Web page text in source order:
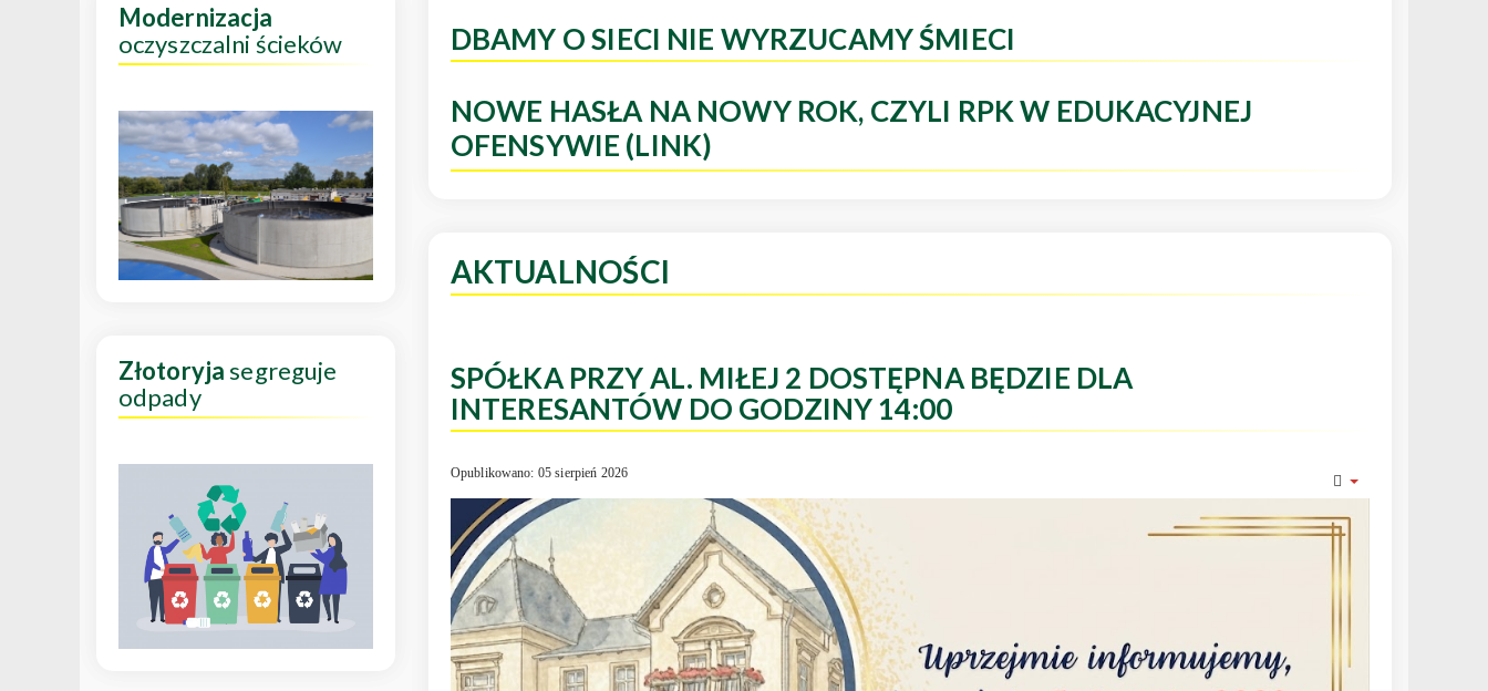
DBAMY O SIECI NIE WYRZUCAMY ŚMIECI
NOWE HASŁA NA NOWY ROK, CZYLI RPK W EDUKACYJNEJ
OFENSYWIE (LINK)
AKTUALNOŚCI
SPÓŁKA PRZY AL. MIŁEJ 2 DOSTĘPNA BĘDZIE DLA
INTERESANTÓW DO GODZINY 14:00
Opublikowano: 05 sierpień 2026
Modernizacja
oczyszczalni ścieków
Złotoryjasegreguje
odpady